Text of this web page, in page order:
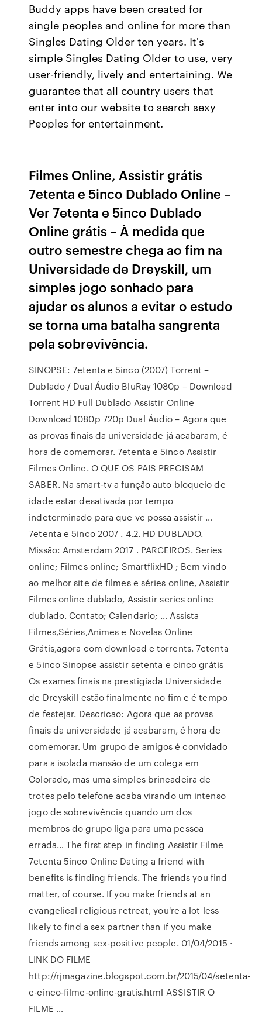
Buddy apps have been created for
single peoples and online for more than
Singles Dating Older ten years. It's
simple Singles Dating Older to use, very
user-friendly, lively and entertaining. We
guarantee that all country users that
enter into our website to search sexy
Peoples for entertainment.
Filmes Online, Assistir grátis
7etenta e 5inco Dublado Online –
Ver 7etenta e 5inco Dublado
Online grátis – À medida que
outro semestre chega ao fim na
Universidade de Dreyskill, um
simples jogo sonhado para
ajudar os alunos a evitar o estudo
se torna uma batalha sangrenta
pela sobrevivência.
SINOPSE: 7etenta e 5inco (2007) Torrent –
Dublado / Dual Áudio BluRay 1080p – Download
Torrent HD Full Dublado Assistir Online
Download 1080p 720p Dual Áudio – Agora que
as provas finais da universidade já acabaram, é
hora de comemorar. 7etenta e 5inco Assistir
Filmes Online. O QUE OS PAIS PRECISAM
SABER. Na smart-tv a função auto bloqueio de
idade estar desativada por tempo
indeterminado para que vc possa assistir …
7etenta e 5inco 2007 . 4.2. HD DUBLADO.
Missão: Amsterdam 2017 . PARCEIROS. Series
online; Filmes online; SmartflixHD ; Bem vindo
ao melhor site de filmes e séries online, Assistir
Filmes online dublado, Assistir series online
dublado. Contato; Calendario; … Assista
Filmes,Séries,Animes e Novelas Online
Grátis,agora com download e torrents. 7etenta
e 5inco Sinopse assistir setenta e cinco grátis
Os exames finais na prestigiada Universidade
de Dreyskill estão finalmente no fim e é tempo
de festejar. Descricao: Agora que as provas
finais da universidade já acabaram, é hora de
comemorar. Um grupo de amigos é convidado
para a isolada mansão de um colega em
Colorado, mas uma simples brincadeira de
trotes pelo telefone acaba virando um intenso
jogo de sobrevivência quando um dos
membros do grupo liga para uma pessoa
errada… The first step in finding Assistir Filme
7etenta 5inco Online Dating a friend with
benefits is finding friends. The friends you find
matter, of course. If you make friends at an
evangelical religious retreat, you're a lot less
likely to find a sex partner than if you make
friends among sex-positive people. 01/04/2015 ·
LINK DO FILME
http://rjmagazine.blogspot.com.br/2015/04/setenta-
e-cinco-filme-online-gratis.html ASSISTIR O
FILME …